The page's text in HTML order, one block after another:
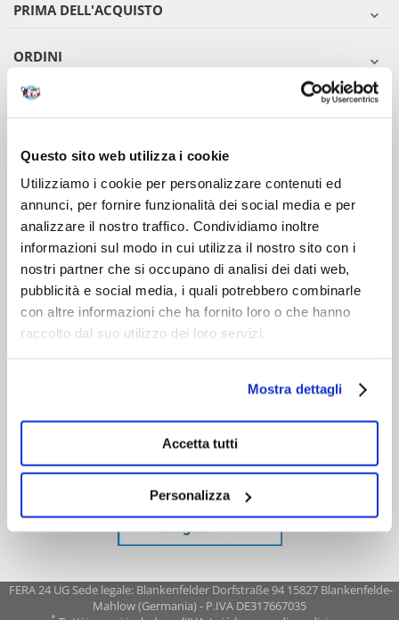
Questo sito web utilizza i cookie
Utilizziamo i cookie per personalizzare contenuti ed
annunci, per fornire funzionalità dei social media e per
analizzare il nostro traffico. Condividiamo inoltre
informazioni sul modo in cui utilizza il nostro sito con i
nostri partner che si occupano di analisi dei dati web,
pubblicità e social media, i quali potrebbero combinarle
con altre informazioni che ha fornito loro o che hanno
raccolto dal suo utilizzo dei loro servizi.
Mostra dettagli
Accetta tutti
Personalizza
PRIMA DELL'ACQUISTO
ORDINI
DOPO L'ACQUISTO
VIENI A CONOSCERCI
FERA 24 UG Sede legale: Blankenfelder Dorfstraße 94 15827 Blankenfelde-
Mahlow (Germania) - P.IVA DE317667035